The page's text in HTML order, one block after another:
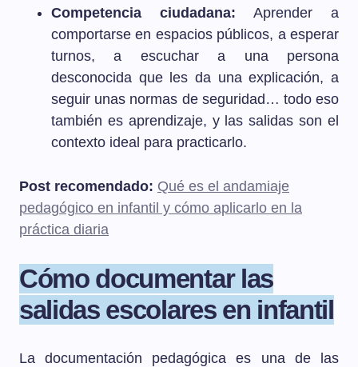
Competencia ciudadana: Aprender a
comportarse en espacios públicos, a esperar
turnos, a escuchar a una persona
desconocida que les da una explicación, a
seguir unas normas de seguridad… todo eso
también es aprendizaje, y las salidas son el
contexto ideal para practicarlo.
Post recomendado: Qué es el andamiaje
pedagógico en infantil y cómo aplicarlo en la
práctica diaria
Cómo documentar las
salidas escolares en infantil
La documentación pedagógica es una de las